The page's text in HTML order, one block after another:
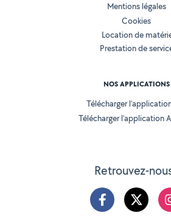
Retrouvez-
Mentions légales
Cookies
Location de
Prestation de
NOS APPLICATIONS
Télécharger
Télécharger l’application